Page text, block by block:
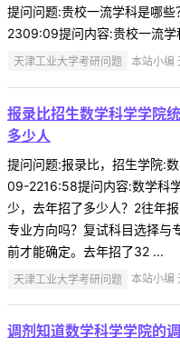
提问问题:贵校一流学科是哪
2309:09提问内容:贵校一流学
天津工业大学考研问题 本站小编
报录比招生数学科学学院
多少人
提问问题:报录比，招生学院:
09-2216:58提问内容:数学科
少，去年招了多少人？2往年
专业方向吗？复试科目选择与
前才能确定。去年招了32 ...
天津工业大学考研问题 本站小编
调剂知道数学科学学院的